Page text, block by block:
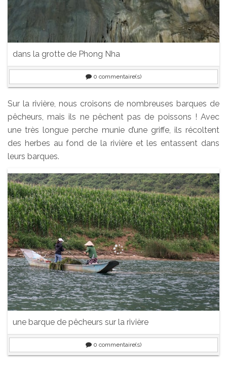
dans la grotte de Phong Nha
0 commentaire(s)
Sur la rivière, nous croisons de nombreuses barques de
pêcheurs, mais ils ne pêchent pas de poissons ! Avec
une très longue perche munie d’une griffe, ils récoltent
des herbes au fond de la rivière et les entassent dans
leurs barques.
une barque de pêcheurs sur la rivière
0 commentaire(s)